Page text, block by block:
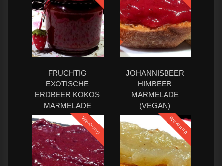
FRUCHTIG
EXOTISCHE
ERDBEER KOKOS
MARMELADE
JOHANNISBEER
HIMBEER
MARMELADE
(VEGAN)
Werbung Werbung